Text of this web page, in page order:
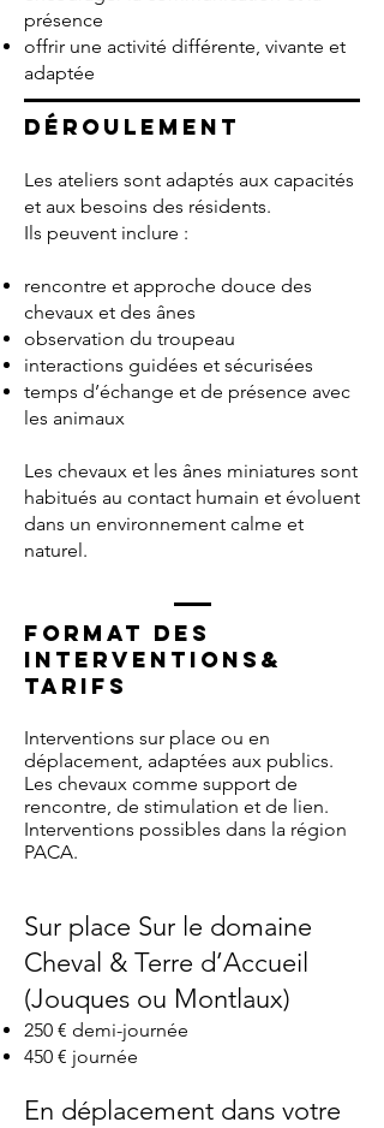
présence
offrir une activité différente, vivante et
adaptée
Déroulement
Les ateliers sont adaptés aux capacités
et aux besoins des résidents.
Ils peuvent inclure :
rencontre et approche douce des
chevaux et des ânes
observation du troupeau
interactions guidées et sécurisées
temps d’échange et de présence avec
les animaux
Les chevaux et les ânes miniatures sont
habitués au contact humain et évoluent
dans un environnement calme et
naturel.
Format des
interventions&
tarifS
Interventions sur place ou en
déplacement, adaptées aux publics.
Les chevaux comme support de
rencontre, de stimulation et de lien.
Interventions possibles dans la région
PACA.
Sur place Sur le domaine
Cheval & Terre d’Accueil
(Jouques ou Montlaux)
250 € demi-journée
450 € journée
En déplacement dans votre